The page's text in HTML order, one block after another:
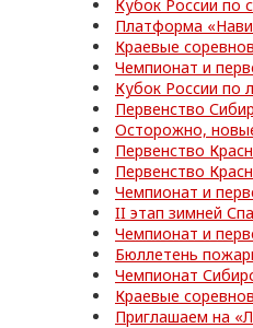
Кубок России по
Платформа
Краевые
Чемпионат и
Кубок России по
Первенство
Осторожно,
Первенство
Первенство
Чемпионат и
II этап зимней
Чемпионат и
Бюллетень
Чемпионат
Краевые
Приглашаем на